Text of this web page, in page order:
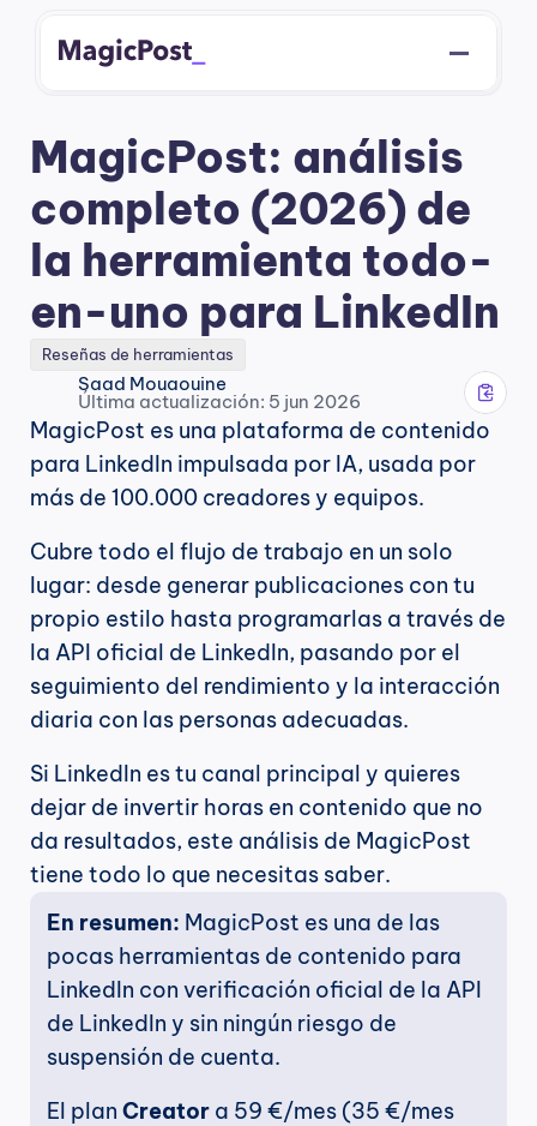
MagicPost: análisis
completo (2026) de
la herramienta todo-
en-uno para LinkedIn
Reseñas de herramientas
Saad Mouaouine
Última actualización: 5 jun 2026
MagicPost es una plataforma de contenido
para LinkedIn impulsada por IA, usada por
más de 100.000 creadores y equipos.
Cubre todo el flujo de trabajo en un solo
lugar: desde generar publicaciones con tu
propio estilo hasta programarlas a través de
la API oficial de LinkedIn, pasando por el
seguimiento del rendimiento y la interacción
diaria con las personas adecuadas.
Si LinkedIn es tu canal principal y quieres
dejar de invertir horas en contenido que no
da resultados, este análisis de MagicPost
tiene todo lo que necesitas saber.
En resumen: MagicPost es una de las
pocas herramientas de contenido para
LinkedIn con verificación oficial de la API
de LinkedIn y sin ningún riesgo de
suspensión de cuenta.
El plan Creator a 59 €/mes (35 €/mes